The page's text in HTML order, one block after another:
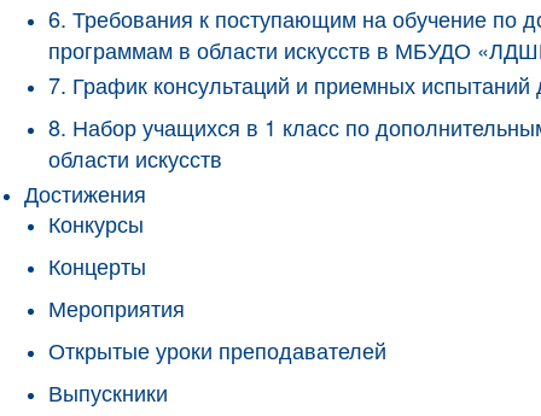
6. Требования к поступающим на обучение по
программам в области искусств в МБУДО
7. График консультаций и приемных
8. Набор учащихся в 1 класс по
области искусств
Достижения
Конкурсы
Концерты
Мероприятия
Открытые уроки преподавателей
Выпускники